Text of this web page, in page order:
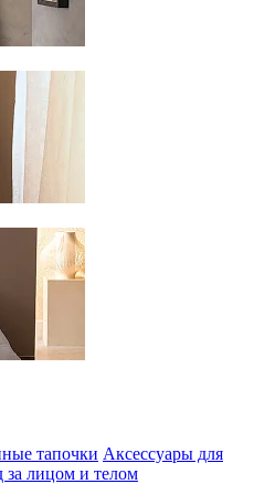
тапочки Аксессуары для
за лицом и телом